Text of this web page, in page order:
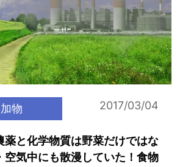
物 2017/03/04
薬と化学物質は野菜だけではな
空気中にも散漫していた！食物